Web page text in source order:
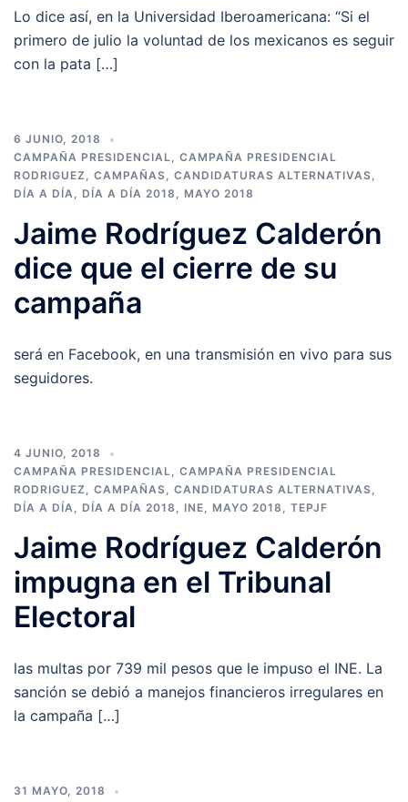
Lo dice así, en la Universidad Iberoamericana: “Si el
primero de julio la voluntad de los mexicanos es seguir
con la pata […]
6 JUNIO, 2018
CAMPAÑA PRESIDENCIAL, CAMPAÑA PRESIDENCIAL
RODRIGUEZ , CAMPAÑAS, CANDIDATURAS ALTERNATIVAS,
DÍA A DÍA, DÍA A DÍA 2018 , MAYO 2018
Jaime Rodríguez Calderón
dice que el cierre de su
campaña
será en Facebook, en una transmisión en vivo para sus
seguidores.
4 JUNIO, 2018
CAMPAÑA PRESIDENCIAL, CAMPAÑA PRESIDENCIAL
RODRIGUEZ , CAMPAÑAS, CANDIDATURAS ALTERNATIVAS,
DÍA A DÍA, DÍA A DÍA 2018 , INE, MAYO 2018 , TEPJF
Jaime Rodríguez Calderón
impugna en el Tribunal
Electoral
las multas por 739 mil pesos que le impuso el INE. La
sanción se debió a manejos financieros irregulares en
la campaña […]
31 MAYO, 2018